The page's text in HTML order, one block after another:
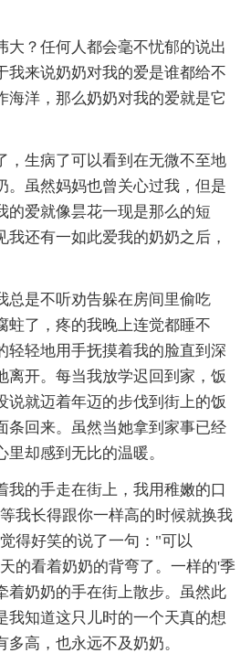
？任何人都会毫不忧郁的说出
我来说奶奶对我的爱是谁都给不
海洋，那么奶奶对我的爱就是它
生病了可以看到在无微不至地
。虽然妈妈也曾关心过我，但是
的爱就像昙花一现是那么的短
我还有一如此爱我的奶奶之后，
是不听劝告躲在房间里偷吃
蛀了，疼的我晚上连觉都睡不
轻轻地用手抚摸着我的脸直到深
离开。每当我放学迟回到家，饭
说就迈着年迈的步伐到街上的饭
条回来。虽然当她拿到家事已经
却感到无比的温暖。
的手走在街上，我用稚嫩的口
我长得跟你一样高的时候就换我
得好笑的说了一句："可以
的看着奶奶的背弯了。一样的'季
着奶奶的手在街上散步。虽然此
我知道这只儿时的一个天真的想
高，也永远不及奶奶。